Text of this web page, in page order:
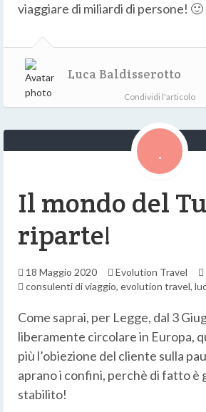
viaggiare di miliardi di persone! 🙂
Luca Baldisserotto
Condividi l'articolo
Il mondo del
riparte!
18 Maggio 2020 Evolution Travel
consulenti di viaggio, evolution travel,
Come saprai, per Legge, dal 3
liberamente circolare in Europa,
più l’obiezione del cliente sulla
aprano i confini, perchè di fatto è
stabilito!